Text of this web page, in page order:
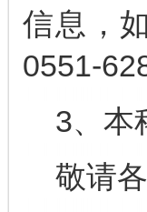
信息，
0551-
3、本
敬请